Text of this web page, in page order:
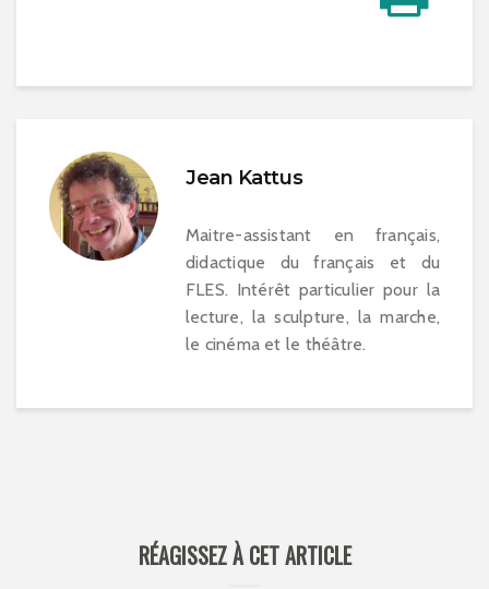
Jean Kattus
Maitre-assistant en français,
didactique du français et du
FLES. Intérêt particulier pour la
lecture, la sculpture, la marche,
le cinéma et le théâtre.
RÉAGISSEZ À CET ARTICLE